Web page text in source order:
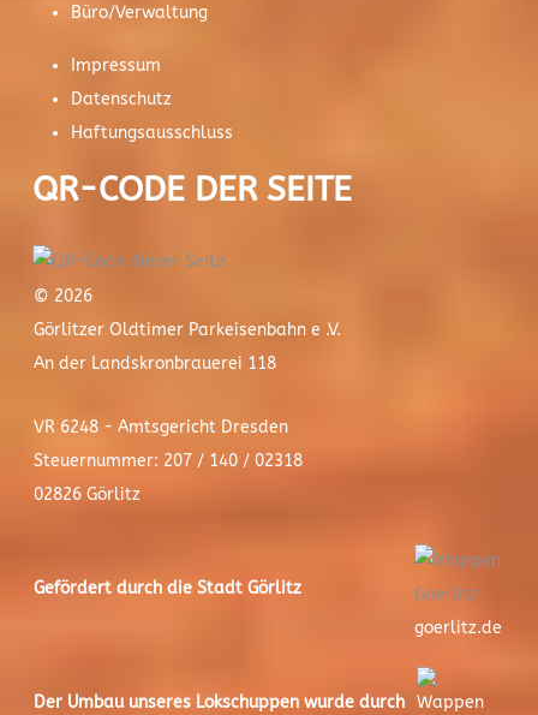
Büro/Verwaltung
Impressum
Datenschutz
Haftungsausschluss
QR-CODE DER SEITE
© 2026
Görlitzer Oldtimer Parkeisenbahn e .V.
An der Landskronbrauerei 118
VR 6248 - Amtsgericht Dresden
Steuernummer: 207 / 140 / 02318
02826 Görlitz
Gefördert durch die Stadt Görlitz
goerlitz.de
Der Umbau unseres Lokschuppen wurde durch